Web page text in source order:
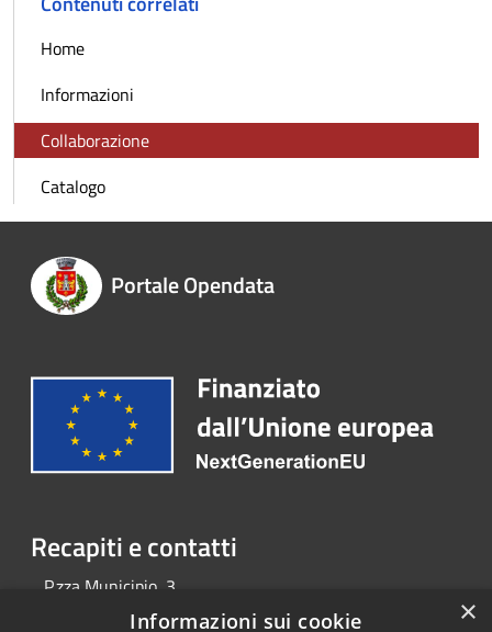
Home
Informazioni
Collaborazione
Catalogo
Portale Opendata
Recapiti e contatti
P.zza Municipio, 3
0523.804011
×
Informazioni sui cookie